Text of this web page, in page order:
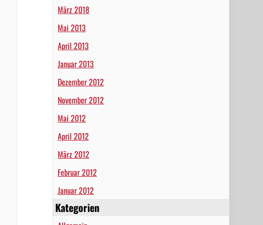
März 2018
Mai 2013
April 2013
Januar 2013
Dezember 2012
November 2012
Mai 2012
April 2012
März 2012
Februar 2012
Januar 2012
Kategorien